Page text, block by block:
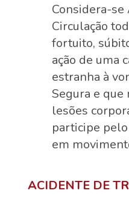
Considera-
Circulação
fortuito,
ação de uma
estranha à
Segura e que
lesões
participe
em
ACIDENTE DE